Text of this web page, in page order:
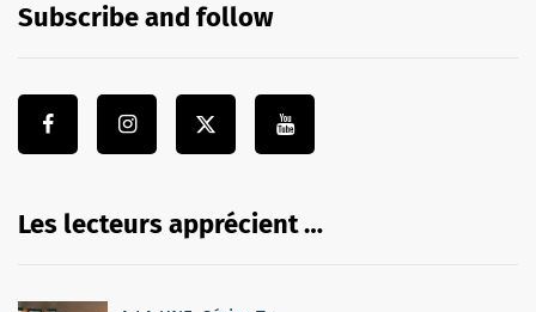
Subscribe and follow
Les lecteurs apprécient …